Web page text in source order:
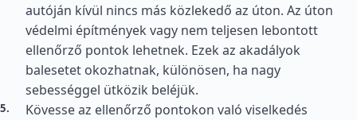
autóján kívül nincs más közlekedő az úton. Az úton
védelmi építmények vagy nem teljesen lebontott
ellenőrző pontok lehetnek. Ezek az akadályok
balesetet okozhatnak, különösen, ha nagy
sebességgel ütközik beléjük.
Kövesse az ellenőrző pontokon való viselkedés